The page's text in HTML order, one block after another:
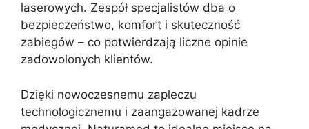
laserowych. Zespół specjalistów dba o
bezpieczeństwo, komfort i skuteczność
zabiegów – co potwierdzają liczne opinie
zadowolonych klientów.
Dzięki nowoczesnemu zapleczu
technologicznemu i zaangażowanej kadrze